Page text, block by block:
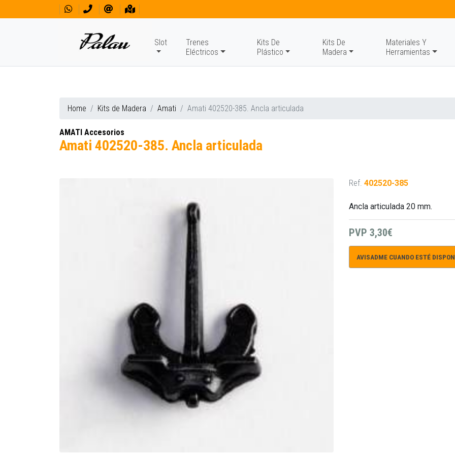
Slot
Trenes
Eléctricos
Kits De
Plástico
Kits De
Madera
Materiales Y
Herramientas
Home Kits de Madera Amati Amati 402520-385. Ancla articulada
AMATI Accesorios
Amati 402520-385. Ancla articulada
Ref. 402520-385
Ancla articulada 20 mm.
PVP 3,30€
AVISADME CUANDO ESTÉ